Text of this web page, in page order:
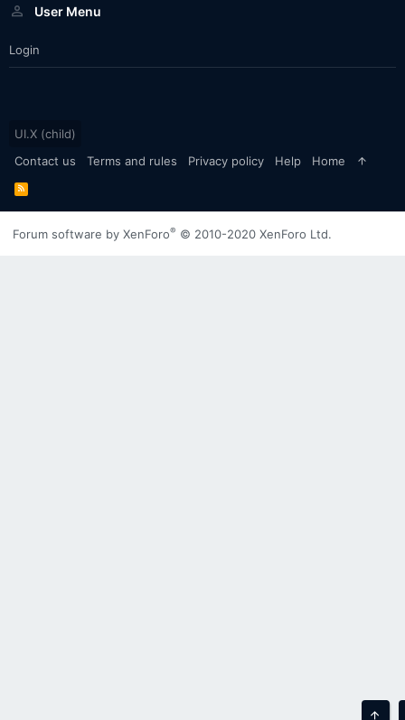
User Menu
Login
UI.X (child)
Contact us
Terms and rules Privacy policy Help Home
R
S
S
Forum software by XenForo® © 2010-2020 XenForo Ltd.